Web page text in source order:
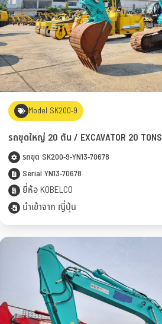
Model SK200-9
รถขุดใหญ่ 20 ตัน / EXCAVATOR 20 TONS
รถขุด SK200-9-YN13-70678
Serial YN13-70678
ยี่ห้อ KOBELCO
นำเข้าจาก ญี่ปุ่น